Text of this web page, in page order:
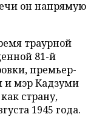
он напрямую
траурной
81-й
премьер-
и мэр Кадзуми
страну,
1945 года.